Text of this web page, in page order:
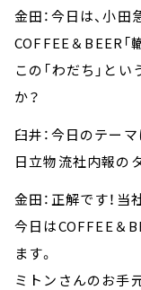
金田：今日は、小田
COFFEE＆BEER「
この「わだち」と
か？
臼井：今日のテーマ
日立物流社内報の
金田：正解です！当
今日はCOFFEE＆
ます。
ミトンさんのお手